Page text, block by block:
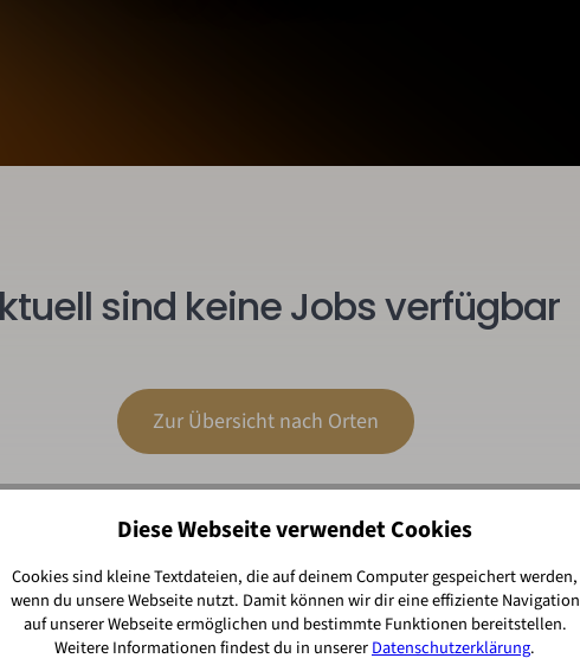
sind keine Jobs verfügbar
Zur Übersicht nach Orten
Diese Webseite verwendet Cookies
Cookies sind kleine Textdateien, die auf deinem Computer gespeichert werden,
wenn du unsere Webseite nutzt. Damit können wir dir eine effiziente Navigation
auf unserer Webseite ermöglichen und bestimmte Funktionen bereitstellen.
Weitere Informationen findest du in unsererDatenschutzerklärung.